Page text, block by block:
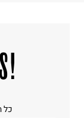
!GET THE NEWS
כל